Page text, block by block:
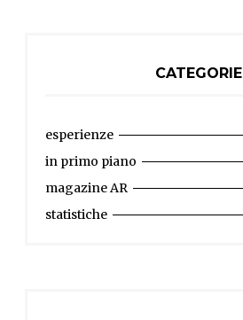
CATEGORIE
esperienze
in primo piano
magazine AR
statistiche